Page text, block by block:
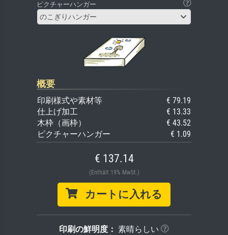
ピクチャーハンガー
のこぎりハンガー
概要
印刷様式や素材等
€ 79.19
仕上げ加工
€ 13.33
木枠（画枠）
€ 43.52
ピクチャーハンガー
€ 1.09
€ 137.14
(Enthält 19% MwSt.)
カートに入れる
印刷の鮮明度： 素晴らしい